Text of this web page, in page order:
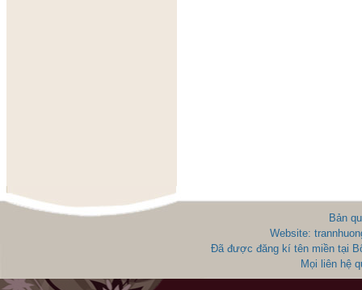
Bản
Website:
Đã được đăng kí tên miền tại
Mọi liên hệ